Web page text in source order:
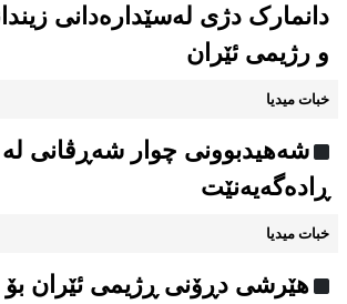
دانمارک دژی لەسێدارەدانی
و رژیمی ئێران
خبات میدیا
شەهیدبوونی چوار شەڕڤانی لە
ڕادەگەیەنێت
خبات میدیا
هێرشی دڕۆنی ڕژیمی ئێران